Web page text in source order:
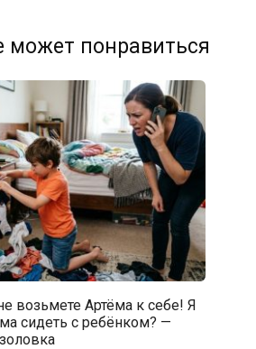
может понравиться
возьмете Артёма к себе! Я
сидеть с ребёнком? —